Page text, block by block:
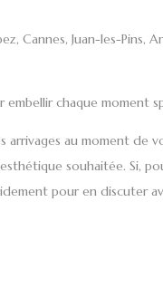
Cannes, Juan-les-Pins,
embellir chaque moment
au moment de
souhaitée. Si,
pour en discuter